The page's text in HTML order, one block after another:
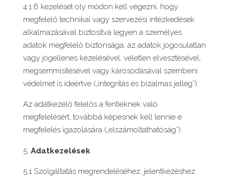
4.1.6 kezelését oly módon kell végezni, hogy
megfelelő technikai vagy szervezési intézkedések
alkalmazásával biztosítva legyen a személyes
adatok megfelelő biztonsága, az adatok jogosulatlan
vagy jogellenes kezelésével, véletlen elvesztésével,
megsemmisítésével vagy károsodásával szembeni
védelmet is ideértve („integritás és bizalmas jelleg”).
Az adatkezelő felelős a fentieknek való
megfelelésért, továbbá képesnek kell lennie e
megfelelés igazolására („elszámoltathatóság”).
Adatkezelések
5.1 Szolgáltatás megrendeléséhez, jelentkezéshez